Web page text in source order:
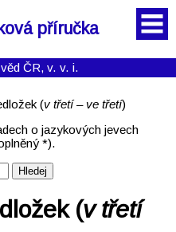
příručka
ČR, v. v. i.
(v třetí – ve třetí)
o jazykových jevech
*).
(v třetí